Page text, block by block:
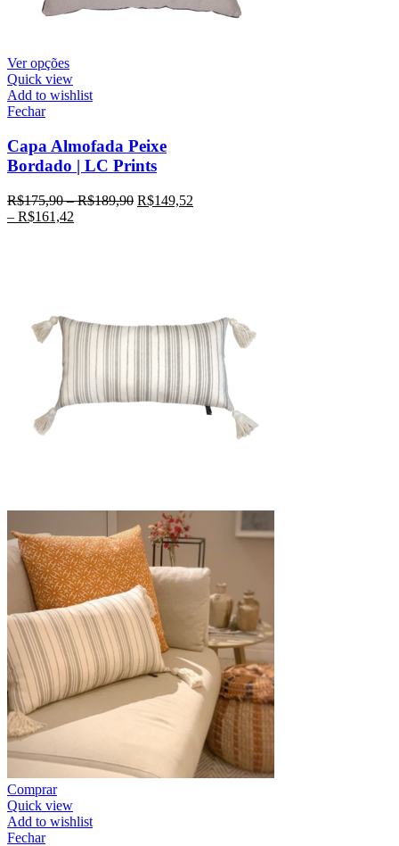
Ver opções
Quick view
Add to wishlist
Fechar
Capa Almofada Peixe
Bordado | LC Prints
R$175,90–R$189,90 R$149,52
– R$161,42
Comprar
Quick view
Add to wishlist
Fechar